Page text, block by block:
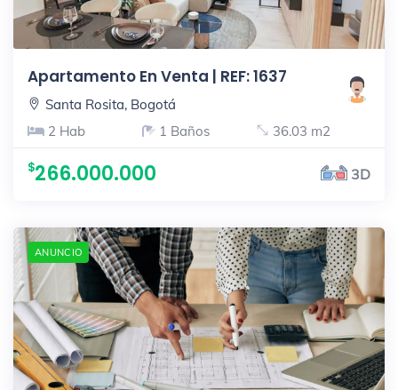
Apartamento En Venta | REF: 1637
Santa Rosita, Bogotá
2 Hab
1 Baños 36.03 m2
266.000.000 3D
ANUNCIO